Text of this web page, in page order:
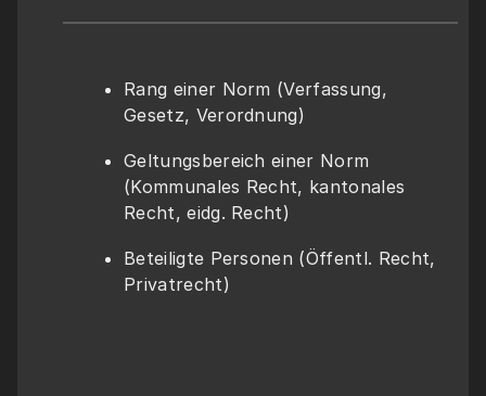
Rang einer Norm (Verfassung,
Gesetz, Verordnung)
Geltungsbereich einer Norm
(Kommunales Recht, kantonales
Recht, eidg. Recht)
Beteiligte Personen (Öffentl. Recht,
Privatrecht)